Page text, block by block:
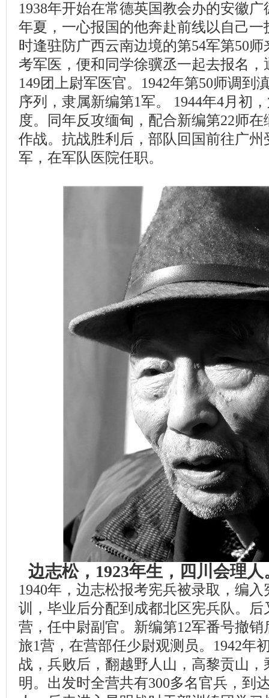
1938年开始在常德英国教会办的安徽
年夏，一心报国的他奔赴前线以自己
时逢驻防广西云南边境的第54军第50
考军医，便和同学徐骥丞一起去报名
149团上尉军医官。1942年第50师调到
序列，隶属新编第1军。 1944年4月初
度。同年反攻缅甸，配合新编第22师
作战。抗战胜利后，部队回国前往广州
军，在军队医院任职。
边志松，1923年生，四川会理
1940年，边志松报考宪兵被录取，编
训，毕业后分配到成都北区宪兵队。后
营，任中尉副官。新编第12军番号撤
旅1营，在营部任少尉观测员。1942年
战，兵败后，翻越野人山，高黎贡山
明。出发时全营共有300多名官兵，到